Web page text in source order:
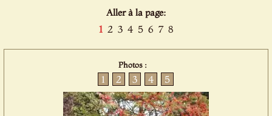
Aller à la page:
1 2 3 4 5 6 7 8
Photos :
1 2 3 4 5